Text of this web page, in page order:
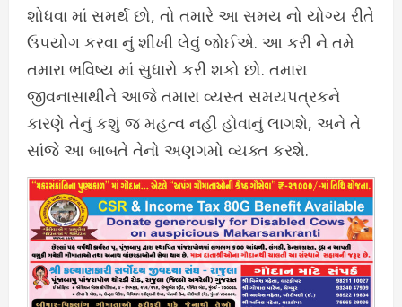
શોધવા માં સમર્થ છો, તો તમારે આ સમય નો યોગ્ય રીતે
ઉપયોગ કરવા નું શીખી લેવું જોઈએ. આ કરી ને તમે
તમારા ભવિષ્ય માં સુધારો કરી શકો છો. તમારા
જીવનાસાથીને આજે તમારા વ્યસ્ત સમયપત્રકને
કારણે તેનું કશું જ મહત્વ નહીં હોવાનું લાગશે, અને તે
સાંજે આ બાબતે તેનો અણગમો વ્યક્ત કરશે.